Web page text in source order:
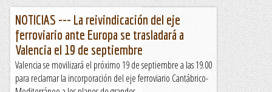
NOTICIAS --- La reivindicación del eje
ferroviario ante Europa se trasladará a
Valencia el 19 de septiembre
Valencia se movilizará el próximo 19 de septiembre a las 19.00
para reclamar la incorporación del eje ferroviario Cantábrico-